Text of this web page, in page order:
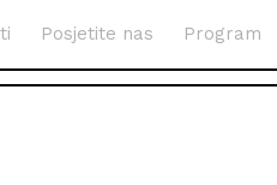
Posjetite nas Program